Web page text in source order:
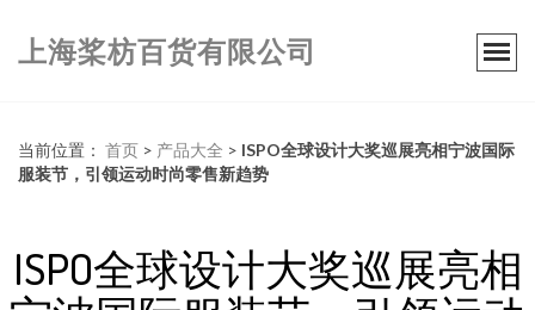
上海桨枋百货有限公司
当前位置： 首页 > 产品大全 > ISPO全球设计大奖巡展亮相宁波国际
服装节，引领运动时尚零售新趋势
ISPO全球设计大奖巡展亮相